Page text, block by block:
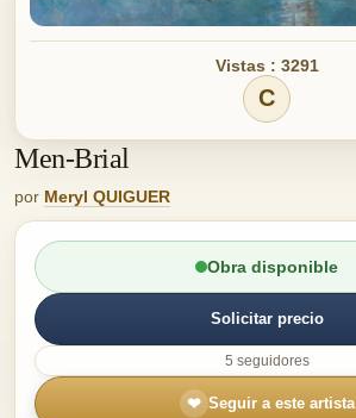
Vistas : 3291
C
Men-Brial
por Meryl QUIGUER
Obra disponible
Solicitar precio
5 seguidores
❤ Seguir a este artista